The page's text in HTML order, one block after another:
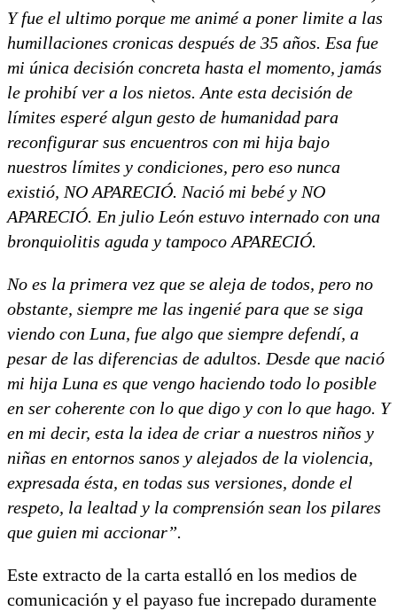
Y fue el ultimo porque me animé a poner limite a las
humillaciones cronicas después de 35 años. Esa fue
mi única decisión concreta hasta el momento, jamás
le prohibí ver a los nietos. Ante esta decisión de
límites esperé algun gesto de humanidad para
reconfigurar sus encuentros con mi hija bajo
nuestros límites y condiciones, pero eso nunca
existió, NO APARECIÓ. Nació mi bebé y NO
APARECIÓ. En julio León estuvo internado con una
bronquiolitis aguda y tampoco APARECIÓ.
No es la primera vez que se aleja de todos, pero no
obstante, siempre me las ingenié para que se siga
viendo con Luna, fue algo que siempre defendí, a
pesar de las diferencias de adultos. Desde que nació
mi hija Luna es que vengo haciendo todo lo posible
en ser coherente con lo que digo y con lo que hago. Y
en mi decir, esta la idea de criar a nuestros niños y
niñas en entornos sanos y alejados de la violencia,
expresada ésta, en todas sus versiones, donde el
respeto, la lealtad y la comprensión sean los pilares
que guien mi accionar”.
Este extracto de la carta estalló en los medios de
comunicación y el payaso fue increpado duramente